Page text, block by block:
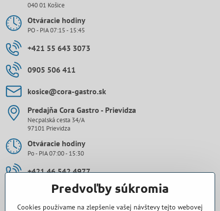
040 01 Košice
Otváracie hodiny
PO - PIA 07:15 - 15:45
+421 55 643 3073
0905 506 411
kosice​@cora-gastro​.sk
Predajňa Cora Gastro - Prievidza
Necpalská cesta 34/A
97101 Prievidza
Otváracie hodiny
Po - PIA 07:00 - 15:30
+421 46 542 4977
0907 971 896
Predvoľby súkromia
Cookies používame na zlepšenie vašej návštevy tejto webovej